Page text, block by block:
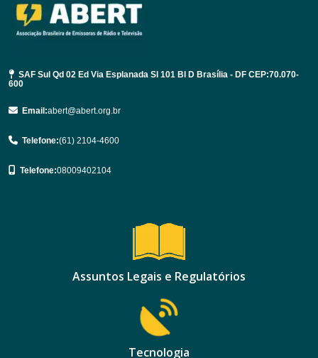
SAF Sul Qd 02 Ed Via Esplanada Sl 101 Bl D Brasília - DF CEP:70.070-
600
Email:abert@abert.org.br
Telefone:(61) 2104-4600
Telefone:08009402104
Assuntos Legais e Regulatórios
Tecnologia